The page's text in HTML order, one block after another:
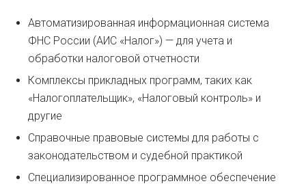
Автоматизированная информационная система
ФНС России (АИС «Налог») — для учета и
обработки налоговой отчетности
Комплексы прикладных программ, таких как
«Налогоплательщик», «Налоговый контроль» и
другие
Справочные правовые системы для работы с
законодательством и судебной практикой
Специализированное программное обеспечение